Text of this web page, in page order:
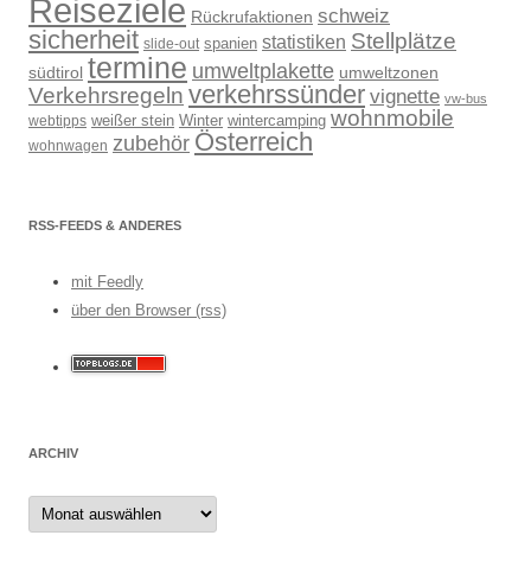
Reiseziele Rückrufaktionen schweiz
sicherheit slide-out spanien statistiken Stellplätze
südtirol termine umweltplakette umweltzonen
Verkehrsregeln verkehrssünder vignette vw-bus
webtipps weißer stein Winter wintercamping wohnmobile
wohnwagen zubehör Österreich
RSS-FEEDS & ANDERES
mit Feedly
über den Browser (rss)
ARCHIV
Archiv